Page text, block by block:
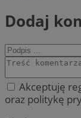
Dodaj
Akceptuję
oraz politykę